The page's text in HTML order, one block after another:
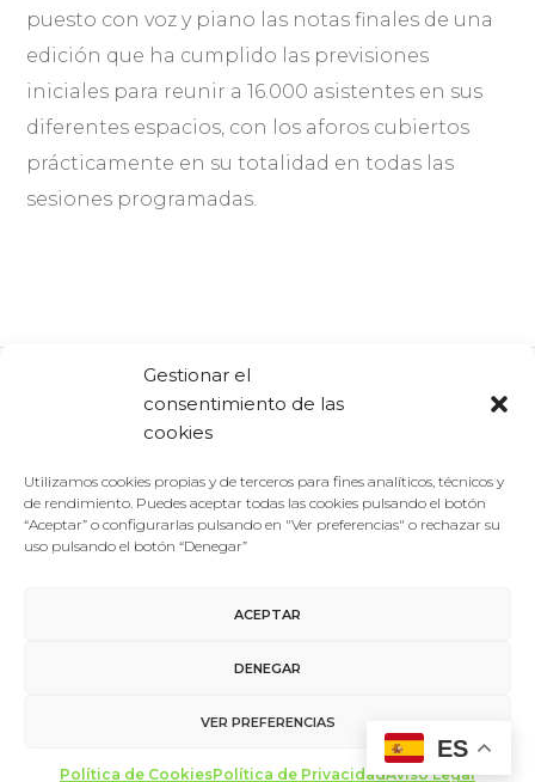
Gestionar el
consentimiento de las
cookies
Utilizamos cookies propias y de terceros para fines analíticos, técnicos y
de rendimiento. Puedes aceptar todas las cookies pulsando el botón
“Aceptar” o configurarlas pulsando en "Ver preferencias" o rechazar su
uso pulsando el botón “Denegar”
ACEPTAR
DENEGAR
VER PREFERENCIAS
Política de CookiesPolítica de PrivacidadAviso Legal
puesto con voz y piano las notas finales de una
edición que ha cumplido las previsiones
iniciales para reunir a 16.000 asistentes en sus
diferentes espacios, con los aforos cubiertos
prácticamente en su totalidad en todas las
sesiones programadas.
Comparte: Facebook Twitter
made with ♥ bymiltrescientosgramos
ES